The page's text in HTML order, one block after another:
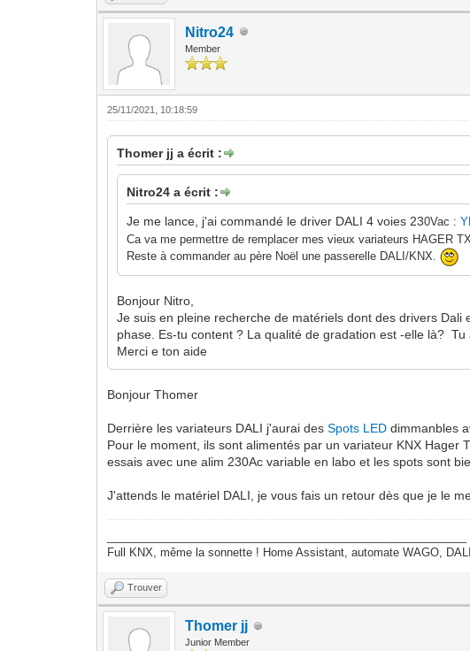
Nitro24
Member
25/11/2021, 10:18:59
Thomer jj a écrit :
Nitro24 a écrit :
Je me lance, j'ai commandé le driver DALI 4 voies 230Vac :
Ca va me permettre de remplacer mes vieux variateurs HAGER
Reste à commander au père Noël une passerelle DALI/KNX.
Bonjour Nitro,
Je suis en pleine recherche de matériels dont des drivers
phase. Es-tu content ? La qualité de gradation est -elle là?
Merci e ton aide
Bonjour Thomer
Derrière les variateurs DALI j'aurai desSpots LED dimmanbles
Pour le moment, ils sont alimentés par un variateur KNX
essais avec une alim 230Ac variable en labo et les spots sont
J'attends le matériel DALI, je vous fais un retour dès que je le
Full KNX, même la sonnette ! Home Assistant, automate WAGO,
Trouver
Thomer jj
Junior Member